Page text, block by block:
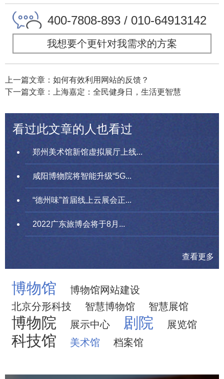
400-7808-893 / 010-64913142
我想要个更针对我需求的方案
上一篇文章：如何有效利用网站的反馈？
下一篇文章：上海嘉定：全民健身日，生活更智慧
看过此文章的人也看过
郑州美术馆新馆虚拟展厅上线...
咸阳博物院将智能升级“5G...
“德州味”首届线上云展会正...
2022广东旅博会将于8月...
查看更多
博物馆
博物馆网站建设
北京分形科技
智慧博物馆 智慧展馆
博物院 展示中心 剧院 展览馆
科技馆 美术馆 档案馆